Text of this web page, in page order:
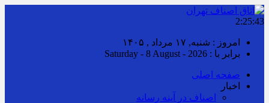
2:25:43
امروز : شنبه, ۱۷ مرداد , ۱۴۰۵
برابر با : Saturday - 8 August - 2026
صفحه اصلی
اخبار
اصناف در آینه رسانه